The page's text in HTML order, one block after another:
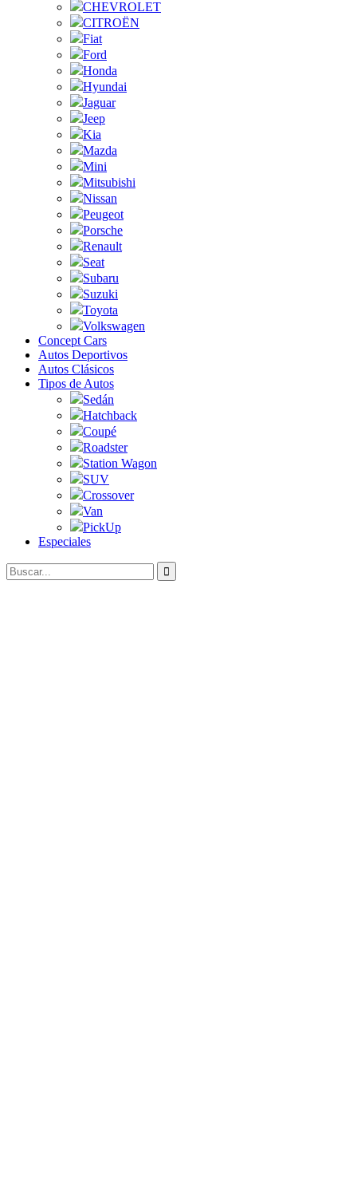
CHEVROLET
CITROËN
Fiat
Ford
Honda
Hyundai
Jaguar
Jeep
Kia
Mazda
Mini
Mitsubishi
Nissan
Peugeot
Porsche
Renault
Seat
Subaru
Suzuki
Toyota
Volkswagen
Concept Cars
Autos Deportivos
Autos Clásicos
Tipos de Autos
Sedán
Hatchback
Coupé
Roadster
Station Wagon
SUV
Crossover
Van
PickUp
Especiales